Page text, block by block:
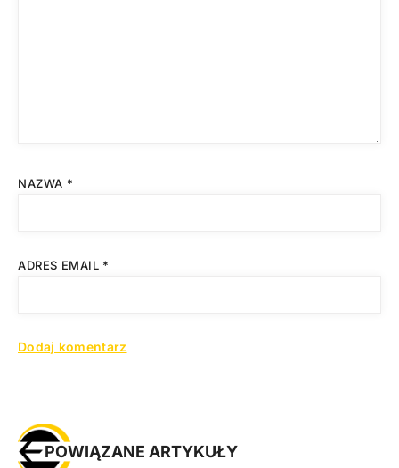
NAZWA *
ADRES EMAIL *
POWIĄZANE ARTYKUŁY